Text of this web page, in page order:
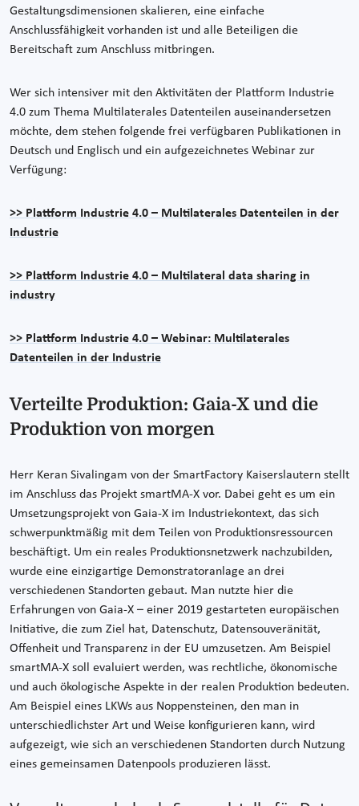
Gestaltungsdimensionen skalieren, eine einfache
Anschlussfähigkeit vorhanden ist und alle Beteiligen die
Bereitschaft zum Anschluss mitbringen.
Wer sich intensiver mit den Aktivitäten der Plattform Industrie
4.0 zum Thema Multilaterales Datenteilen auseinandersetzen
möchte, dem stehen folgende frei verfügbaren Publikationen in
Deutsch und Englisch und ein aufgezeichnetes Webinar zur
Verfügung:
>> Plattform Industrie 4.0 – Multilaterales Datenteilen in der
Industrie
>> Plattform Industrie 4.0 – Multilateral data sharing in
industry
>> Plattform Industrie 4.0 – Webinar: Multilaterales
Datenteilen in der Industrie
Verteilte Produktion: Gaia-X und die
Produktion von morgen
Herr Keran Sivalingam von der SmartFactory Kaiserslautern stellt
im Anschluss das Projekt smartMA-X vor. Dabei geht es um ein
Umsetzungsprojekt von Gaia-X im Industriekontext, das sich
schwerpunktmäßig mit dem Teilen von Produktionsressourcen
beschäftigt. Um ein reales Produktionsnetzwerk nachzubilden,
wurde eine einzigartige Demonstratoranlage an drei
verschiedenen Standorten gebaut. Man nutzte hier die
Erfahrungen von Gaia-X – einer 2019 gestarteten europäischen
Initiative, die zum Ziel hat, Datenschutz, Datensouveränität,
Offenheit und Transparenz in der EU umzusetzen. Am Beispiel
smartMA-X soll evaluiert werden, was rechtliche, ökonomische
und auch ökologische Aspekte in der realen Produktion bedeuten.
Am Beispiel eines LKWs aus Noppensteinen, den man in
unterschiedlichster Art und Weise konfigurieren kann, wird
aufgezeigt, wie sich an verschiedenen Standorten durch Nutzung
eines gemeinsamen Datenpools produzieren lässt.